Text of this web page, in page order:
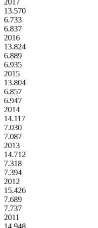
13.570
6.733
6.837
2016
13.824
6.889
6.935
2015
13.804
6.857
6.947
2014
14.117
7.030
7.087
2013
14.712
7.318
7.394
2012
15.426
7.689
7.737
2011
14.948